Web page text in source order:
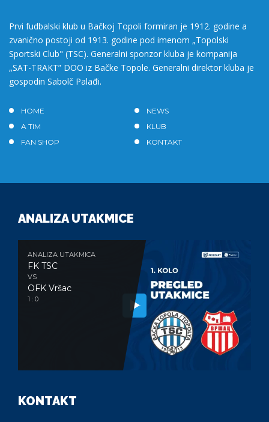
Prvi fudbalski klub u Bačkoj Topoli formiran je 1912. godine a
zvanično postoji od 1913. godine pod imenom „Topolski
Sportski Club" (TSC). Generalni sponzor kluba je kompanija
„SAT-TRAKT” DOO iz Bačke Topole. Generalni direktor kluba je
gospodin Sabolč Palađi.
HOME
NEWS
A TIM
KLUB
FAN SHOP
KONTAKT
ANALIZA UTAKMICE
ANALIZA UTAKMICA
FK TSC
VS
OFK Vršac
1 : 0
KONTAKT